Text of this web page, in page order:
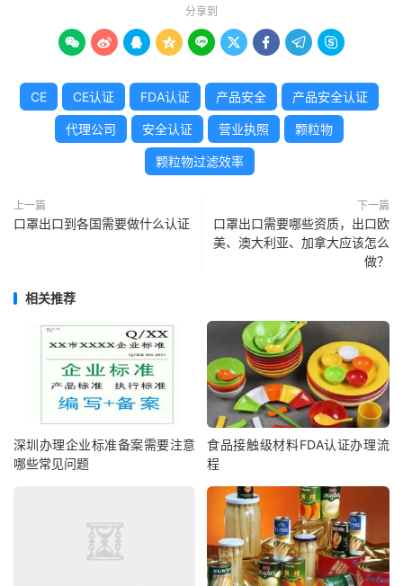
分享到
        
CE CE认证 FDA认证 产品安全 产品安全认证
代理公司 安全认证 营业执照 颗粒物
颗粒物过滤效率
上一篇
口罩出口到各国需要做什么认证
下一篇
口罩出口需要哪些资质，出口欧
美、澳大利亚、加拿大应该怎么
做？
相关推荐
深圳办理企业标准备案需要注意
哪些常见问题
食品接触级材料FDA认证办理流
程